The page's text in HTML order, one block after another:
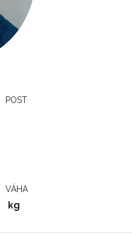
POST
VÁHA
kg